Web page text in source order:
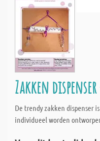
Zakken
De trendy zakken dispenser
individueel worden